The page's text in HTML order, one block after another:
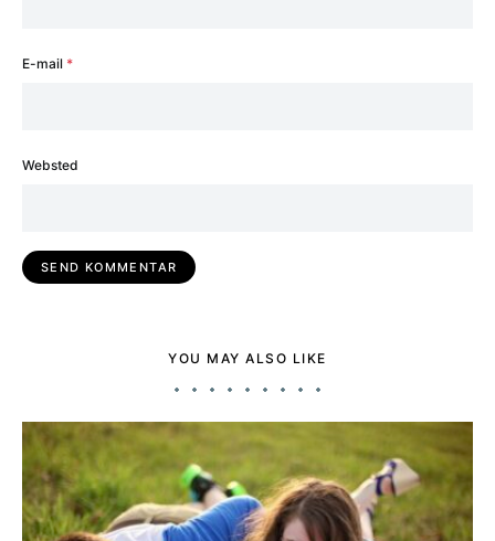
E-mail *
Websted
YOU MAY ALSO LIKE